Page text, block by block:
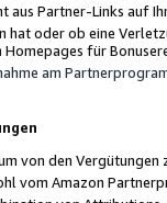
aus Partner-Links auf
hat oder ob eine
für
am
von den
vom Amazon